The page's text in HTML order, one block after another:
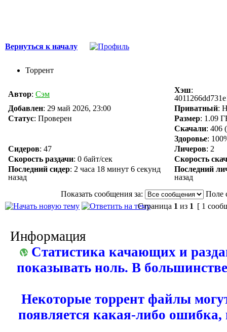
Вернуться к началу
Торрент
Автор: Сэм Хэш:
Добавлен: 29 май 2026, 23:00 Приватный:
Статус: Проверен Размер: 1.09
Скачали: 406
Здоровье:
Сидеров: 47 Личеров: 2
Скорость раздачи: 0 байт/сек
Скорость
Последний сидер: 2 часа 18 минут 6 секунд
назад
Последний
назад
Показать сообщения за:
Поле
Страница 1 из 1 [ 1
Информация
Статистика качающих и
показывать ноль. В
Некоторые торрент файлы
появляется какая-либо